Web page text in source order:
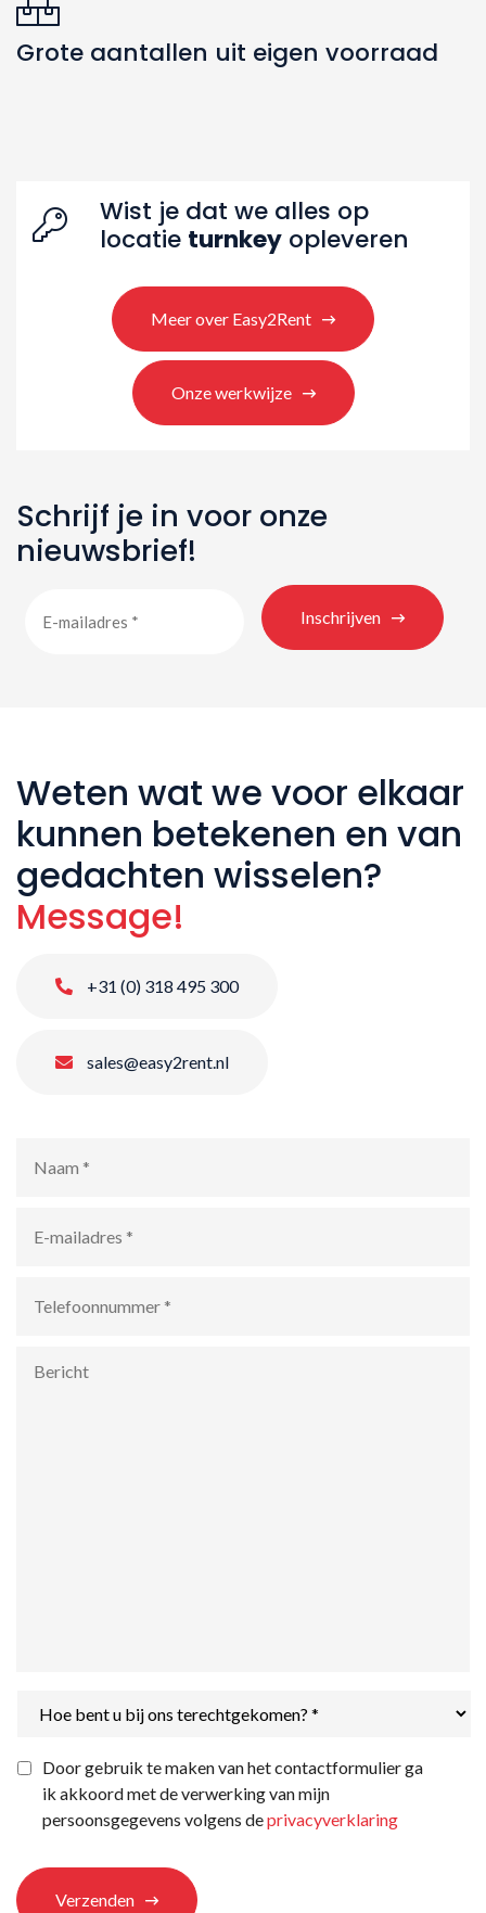
Grote aantallen uit eigen voorraad
Wist je dat we alles op
locatie turnkey opleveren
Meer over Easy2Rent
Onze werkwijze
Schrijf je in voor onze
nieuwsbrief!
Inschrijven
Weten wat we voor elkaar
kunnen betekenen en van
gedachten wisselen?
Message!
+31 (0) 318 495 300
sales@easy2rent.nl
mailadres *
bent
bij
ons
terechtgekomen?
Privacyverklaring *
Door gebruik te maken van het contactformulier ga
ik akkoord met de verwerking van mijn
persoonsgegevens volgens deprivacyverklaring
Verzenden